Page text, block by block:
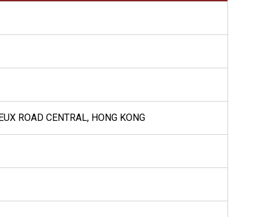
ROAD CENTRAL, HONG KONG